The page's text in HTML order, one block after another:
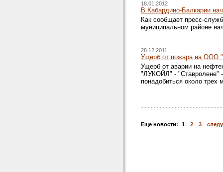
18.01.2012
В Кабардино-Балкарии
Как сообщает пресс-
муниципальном районе
28.12.2011
Ущерб от пожара на ООО
Ущерб от аварии на
"ЛУКОЙЛ" - "Ставролене" -
понадобиться около трех
Еще новости: 1 2 3